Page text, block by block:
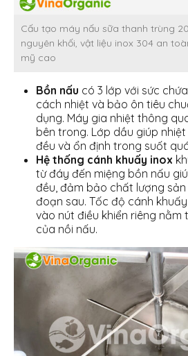
Cấu tạo máy nấu sữa thanh trùng
nguyên khối, vật liệu inox 304 an
mỹ cao
Bồn nấu có 3 lớp với sức
cách nhiệt và bảo ôn tiêu
dụng. Máy gia nhiệt thông
bên trong. Lớp dầu giúp
đều và ổn định trong suốt
Hệ thống cánh khuấy inox
từ đáy đến miệng bồn nấu
đều, đảm bảo chất lượng
đoạn sau. Tốc độ cánh
vào nút điều khiển riêng nằm
của nồi nấu.